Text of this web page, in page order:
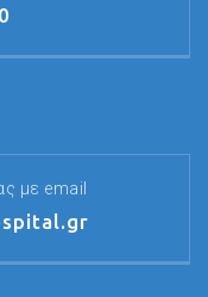
με email